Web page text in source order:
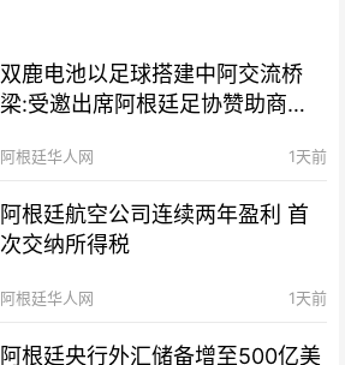
双鹿电池以足球搭建中阿交流桥
梁:受邀出席阿根廷足协赞助商招
阿根廷华人网 1天前
阿根廷航空公司连续两年盈利 首
次交纳所得税
阿根廷华人网 1天前
阿根廷央行外汇储备增至500亿美